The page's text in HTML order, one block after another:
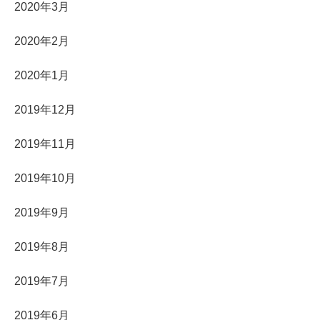
2020年3月
2020年2月
2020年1月
2019年12月
2019年11月
2019年10月
2019年9月
2019年8月
2019年7月
2019年6月